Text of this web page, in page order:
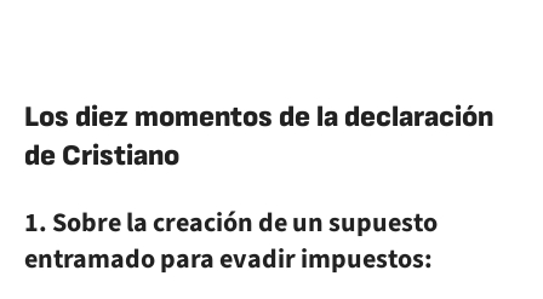
Los diez momentos de la declaración
de Cristiano
1. Sobre la creación de un supuesto
entramado para evadir impuestos: